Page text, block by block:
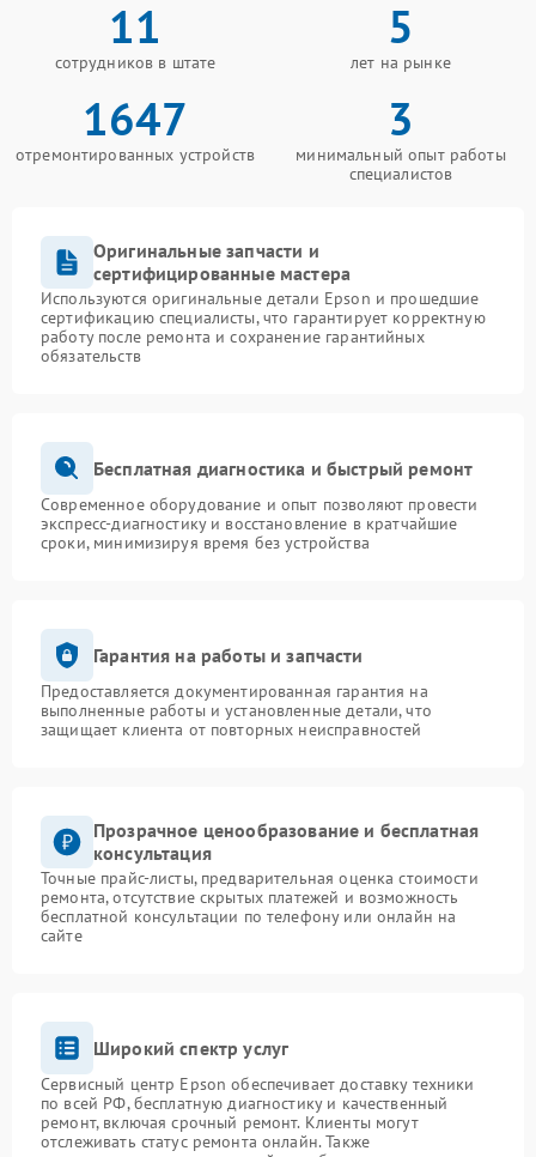
11
сотрудников в штате
5
лет на рынке
1647
отремонтированных устройств
3
минимальный опыт работы
специалистов
Оригинальные запчасти и
сертифицированные мастера
Используются оригинальные детали Epson и прошедшие
сертификацию специалисты, что гарантирует корректную
работу после ремонта и сохранение гарантийных
обязательств
Бесплатная диагностика и быстрый ремонт
Современное оборудование и опыт позволяют провести
экспресс-диагностику и восстановление в кратчайшие
сроки, минимизируя время без устройства
Гарантия на работы и запчасти
Предоставляется документированная гарантия на
выполненные работы и установленные детали, что
защищает клиента от повторных неисправностей
Прозрачное ценообразование и бесплатная
консультация
Точные прайс-листы, предварительная оценка стоимости
ремонта, отсутствие скрытых платежей и возможность
бесплатной консультации по телефону или онлайн на
сайте
Широкий спектр услуг
Сервисный центр Epson обеспечивает доставку техники
по всей РФ, бесплатную диагностику и качественный
ремонт, включая срочный ремонт. Клиенты могут
отслеживать статус ремонта онлайн. Также